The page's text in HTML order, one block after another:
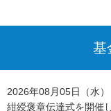
基
2026年08月05日（水）
紺綬褒章伝達式を開催